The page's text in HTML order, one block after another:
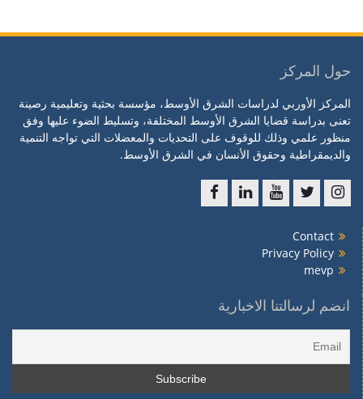
حول المركز
المركز الأوربي لدراسات الشرق الأوسط، مؤسسة بحثية وتعليمية رصينة
تعنى بدراسة قضايا الشرق الأوسط المختلفة، وتسليط الضوء عليها وفق
منظور علمي وذلك للوقوف على التحديات والمعضلات التي تواجه التنمية
والديمقراطية وحقوق الأنسان في الشرق الأوسط.
Contact
Privacy Policy
mevp
انضم لرسالتنا الاخبارية